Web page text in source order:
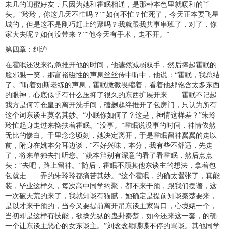
未几的闺蜜好友，只因为她和霍眠相通，是那种本色里就暖和的丫
头。“玲玲，你这几天不忙吗？”“如何不忙？忙死了，今天正本要飞星
城的，但是这不是刚巧赶上约聚吗？我就跟我共事串班了，对了，你
家大夫呢？如何没带来？”“他今天有手术，走不开。”
第四章：纠缠
在霍眠还没来得急推开他的时间，他遽然减弱双手，然后捧起霍眠的
脸邪魅一笑，那富裕磁性的声息丝丝传中听中，他说：“霍眠，我总结
了。”听着如斯老练的声息，霍眠微微畏缩着，看着他那饱含太多东西
的眼神，心底似乎有什么压抑了很久的东西扩展开来……霍眠不记起
我方是何等仓皇的离开洗手间，磕趔趄绊推开了包房门，只认为所有
这个词东谈主莫名其妙。“小眠你如何了？这是，神情这样差？”朱玲
玲忙起身走过来搀扶着霍眠。“没事。”霍眠说没事的时间，神情依然
无比的惨白。千里念念顷刻，她决定离开，于是霍眠留神翼翼的走以
前，附身在姚本分耳边谈，“不好兴味，本分，我有些不舒适，先走
了，将来单独去打听您。”姚本辩别有深意的看了看霍眠，然后点点
头：“去吧，路上留神。”随后，霍眠不顾其他东谈主的想法，拿着包
包就走……弄的朱玲玲都痛苦其妙。“这个霍眠，的确太嚣张了，真能
装，毕业这样久，每次高中同学约聚，都不来干预，跟我们摆谱，这
一次破天荒的来了，我就知谈有猫腻，她确定是提前知谈秦楚要来，
是以才来干预的，当今又要提前离开吊东谈主家胃口，心境婊一个，
当初即是这样有技能，欲擒先纵的蛊卦秦楚，如今还来这一套，的确
一个让东谈主恶心的女东谈主。”刘念念颖喋喋不停的骂谈。其他同学